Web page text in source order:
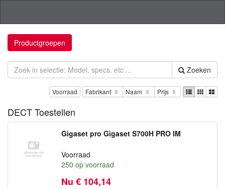
Productgroepen
Zoeken
Voorraad Fabrikant Naam Prijs
DECT Toestellen
Gigaset pro Gigaset S700H PRO IM
Voorraad
250 op voorraad
Nu € 104,14